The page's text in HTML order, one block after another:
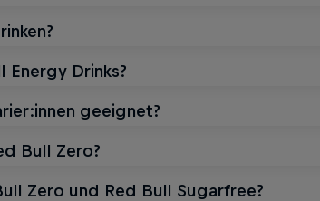
Energy Drinks?
geeignet?
Bull Zero?
Zero und Red Bull Sugarfree?